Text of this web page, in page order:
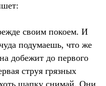
своим покоем. И
подумаешь, что же
добежит до первого
струя грязных
шапку снимай. Они